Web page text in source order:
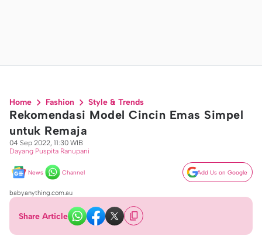
Home Fashion Style & Trends
Rekomendasi Model Cincin Emas Simpel
untuk Remaja
04 Sep 2022, 11:30 WIB
Dayang Puspita Ranupani
News Channel Add Us on Google
babyanything.com.au
Share Article